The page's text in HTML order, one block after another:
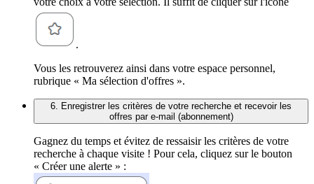
.
Vous les retrouverez ainsi dans votre espace personnel,
rubrique « Ma sélection d'offres ».
6. Enregistrer les critères de votre recherche et recevoir les
offres par e-mail (abonnement)
Gagnez du temps et évitez de ressaisir les critères de votre
recherche à chaque visite ! Pour cela, cliquez sur le bouton
« Créer une alerte » :